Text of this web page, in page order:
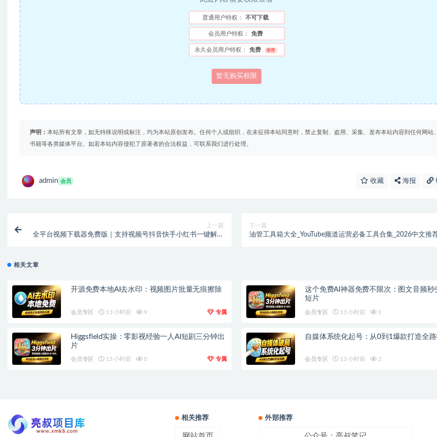
普通用户特权： 不可下载
会员用户特权： 免费
永久会员用户特权： 免费 推荐
暂无购买权限
声明： 本站所有文章，如无特殊说明或标注，均为本站原创发布。任何个人或组织，在未征得本站同意时，禁止复制、盗用、采集、发布本站内容到任何网站
书籍等各类媒体平台。如若本站内容侵犯了原著者的合法权益，可联系我们进行处理。
admin 会员 收藏 海报
上一篇
全平台视频下载器免费版｜支持视频号抖音快手小红书一键解析
下一篇
油管工具箱大全_YouTube频道运营必备工具合集_2026中文推
相关文章
开源免费本地AI去水印：视频图片批量无痕擦除
会员专区 13 小时前 9 专属
这个免费AI神器免费不限次：图文音频秒
短片
会员专区 13 小时前 2
Higgsfield实操：零影视经验一人AI短剧三分钟出
片
会员专区 13 小时前 0 专属
自媒体系统化起号：从0到1爆款打造全
会员专区 13 小时前 2
相关推荐 外部推荐